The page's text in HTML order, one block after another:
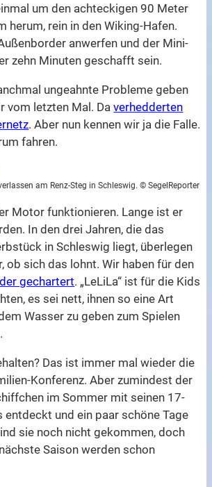
um den achteckigen 90 Meter
herum, rein in den Wiking-Hafen.
anwerfen und der Mini-
zehn Minuten geschafft sein.
ungeahnte Probleme geben
vom letzten Mal. Daverhedderten
. Aber nun kennen wir ja die Falle.
fahren.
am Renz-Steg in Schleswig. © SegelReporter
Motor funktionieren. Lange ist er
In den drei Jahren, die das
in Schleswig liegt, überlegen
ob sich das lohnt. Wir haben für den
gechartert. „LeLiLa“ ist für die Kids
es sei nett, ihnen so eine Art
Wasser zu geben zum Spielen
Das ist immer mal wieder die
Konferenz. Aber zumindest der
im Sommer mit seinen 17-
entdeckt und ein paar schöne Tage
sie noch nicht gekommen, doch
Saison werden schon